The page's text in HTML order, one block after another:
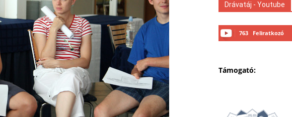
Drávatáj - Youtube
763 Feliratkozó
Támogató: